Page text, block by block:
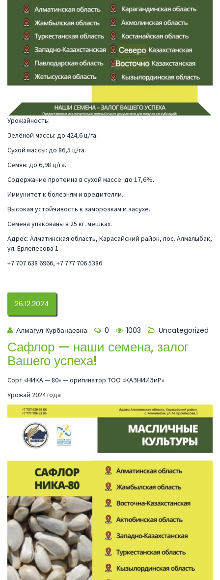
Урожайность:
Зелёной массы: до 424,6 ц/га.
Сухой массы: до 86,5 ц/га.
Семян: до 6,98 ц/га.
Содержание протеина в сухой массе: до 17,6%.
Иммунитет к болезням и вредителям.
Высокая устойчивость к заморозкам и засухе.
Семена упакованы в 25 кг. мешках.
Адрес: Алматинская область, Карасайский район, пос. Алмалыбак,
ул. Ерлепесова 1
+7 707 638 6966, +7 777 706 5386
26.12.2024
Алмагул Курбанаевна 0 1003 Uncategorized
Сафлор — наши семена, залог
Вашего успеха!
Сорт «НИКА — 80» — оригинатор ТОО «КАЗНИИЗиР»
Урожай 2024 года